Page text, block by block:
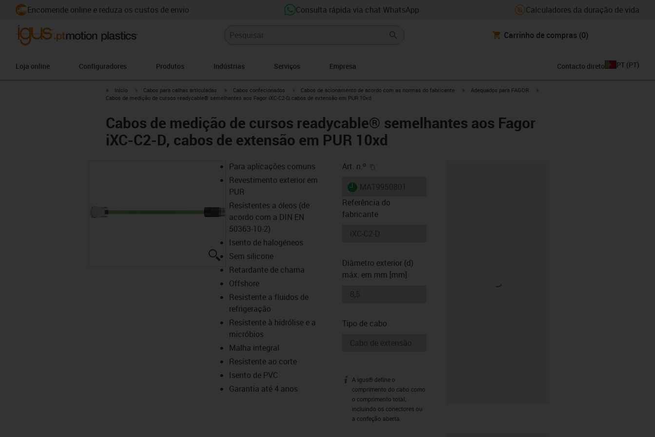
Encomende online e reduza os custos de envio Consulta rápida via chat WhatsApp Calculadores da duração de vida
Carrinho de compras (0)
Loja online Configuradores Produtos Indústrias Serviços Empresa Contacto direto PT (PT)
igus-icon-arrow-right
Início igus-icon-arrow-right
Cabos para calhas articuladas igus-icon-arrow-right
Cabos confecionados igus-icon-arrow-right
Cabos de acionamento de acordo com as normas do fabricante igus-icon-arrow-right
Adequados para FAGOR
Cabos de medição de cursos readycable® semelhantes aos Fagor iXC-C2-D, cabos de extensão em PUR 10xd
Cabos de medição de cursos readycable® semelhantes aos Fagor
iXC-C2-D, cabos de extensão em PUR 10xd
igus-icon-lupe
Para aplicações comuns
Revestimento exterior em
PUR
Resistentes a óleos (de
acordo com a DIN EN
50363-10-2)
Isento de halogéneos
Sem silicone
Retardante de chama
Offshore
Resistente a fluidos de
refrigeração
Resistente à hidrólise e a
micróbios
Malha integral
Resistente ao corte
Isento de PVC
Garantia até 4 anos
Art. n.º
igus-icon-lieferzeit
Referência do
fabricante
Diâmetro exterior (d)
máx. em mm [mm]
Tipo de cabo
igus-icon-info
A igus® define o
comprimento do cabo como
o comprimento total,
incluindo os conectores ou
a confeção aberta.